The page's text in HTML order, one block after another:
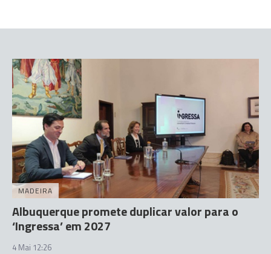
MADEIRA
Albuquerque promete duplicar valor para o
‘Ingressa’ em 2027
4 Mai 12:26